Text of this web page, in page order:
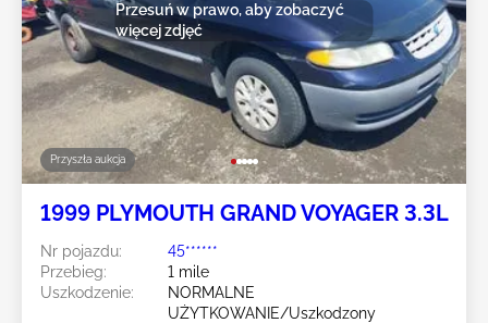
Przyszła aukcja
Przesuń w prawo, aby zobaczyć
więcej zdjęć
1999 PLYMOUTH GRAND VOYAGER 3.3L
Nr pojazdu:
45******
Przebieg:
1 mile
Uszkodzenie:
NORMALNE
UŻYTKOWANIE/Uszkodzony